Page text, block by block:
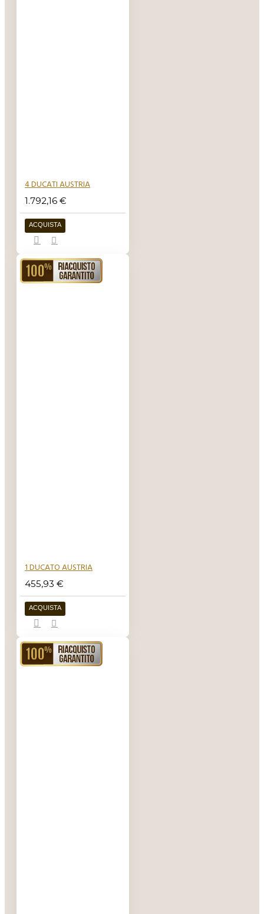
4 DUCATI AUSTRIA
1.792,16 €
ACQUISTA
RIACQUISTO GARANTITO
1 DUCATO AUSTRIA
455,93 €
ACQUISTA
RIACQUISTO GARANTITO